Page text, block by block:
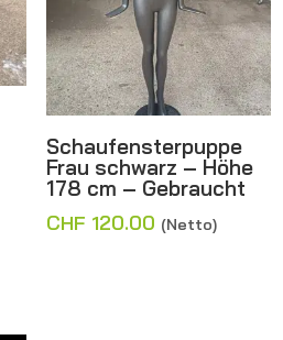
Schaufensterpuppe
Frau schwarz – Höhe
178 cm – Gebraucht
CHF 120.00 (Netto)